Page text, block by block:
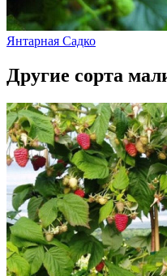
Янтарная Садко
Другие сорта